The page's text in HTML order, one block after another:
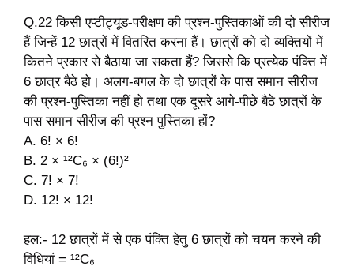
Q.22 किसी एप्टीट्यूड-परीक्षण की प्रश्न-पुस्तिकाओं की दो सीरीज
हैं जिन्हें 12 छात्रों में वितरित करना हैं। छात्रों को दो व्यक्तियों में
कितने प्रकार से बैठाया जा सकता हैं? जिससे कि प्रत्येक पंक्ति में
6 छात्र बैठे हो। अलग-बगल के दो छात्रों के पास समान सीरीज
की प्रश्न-पुस्तिका नहीं हो तथा एक दूसरे आगे-पीछे बैठे छात्रों के
पास समान सीरीज की प्रश्न पुस्तिका हों?
A. 6! × 6!
B. 2 × ¹²C₆ × (6!)²
C. 7! × 7!
D. 12! × 12!
हल:- 12 छात्रों में से एक पंक्ति हेतु 6 छात्रों को चयन करने की
विधियां = ¹²C₆